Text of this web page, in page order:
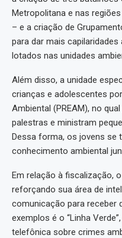
Metropolitana e nas
– e a criação de
para dar mais
lotados nas unidades
Além disso, a unidade
crianças e adolescentes
Ambiental (PREAM), no
palestras e ministram
Dessa forma, os jovens se
conhecimento ambiental
Em relação à fiscalização,
reforçando sua área de
comunicação para receber
exemplos é o “Linha
telefônica sobre crimes